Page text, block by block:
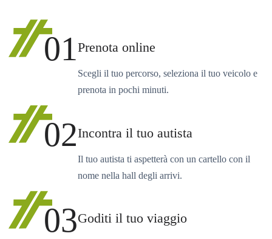
01Prenota online
Scegli il tuo percorso, seleziona il tuo veicolo e
prenota in pochi minuti.
02Incontra il tuo autista
Il tuo autista ti aspetterà con un cartello con il
nome nella hall degli arrivi.
03Goditi il tuo viaggio